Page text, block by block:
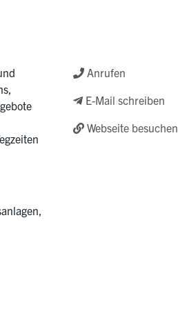
Anrufen
E-Mail schreiben
Webseite besuchen